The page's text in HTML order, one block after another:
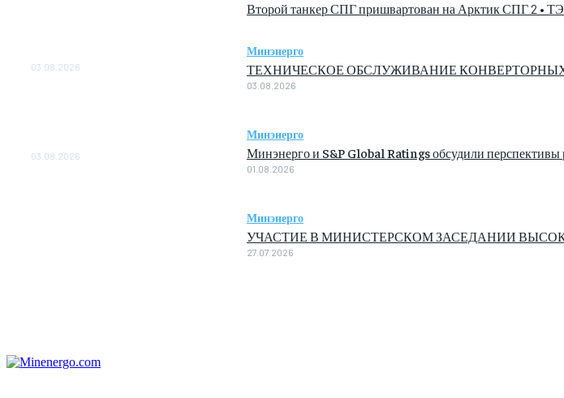
03.08.2026
03.08.2026
Второй танкер СПГ пришвартован на Арктик СПГ 2 •
Минэнерго
ТЕХНИЧЕСКОЕ ОБСЛУЖИВАНИЕ КОНВЕРТОРНЫХ
03.08.2026
Минэнерго
Минэнерго и S&P Global Ratings обсудили перспективы
01.08.2026
Минэнерго
УЧАСТИЕ В МИНИСТЕРСКОМ ЗАСЕДАНИИ
27.07.2026